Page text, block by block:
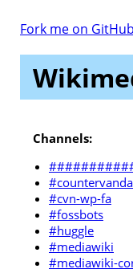
Fork me on GitHub
Channels:
#cvn-wp-fa
#fossbots
#huggle
#mediawiki
#mediawiki-